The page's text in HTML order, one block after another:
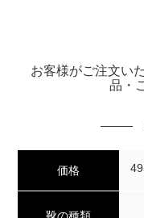
お客様がご注文い
品・
価格
靴の種類